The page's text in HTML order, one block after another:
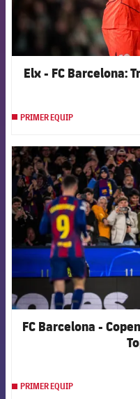
Elx - FC Barcelona:
PRIMER EQUIP
FC Barcelona -
PRIMER EQUIP